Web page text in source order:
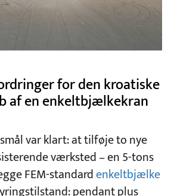
for den kroatiske
af en enkeltbjælkekran
var klart: at tilføje to nye
værksted – en 5-tons
FEM-standardenkeltbjælke